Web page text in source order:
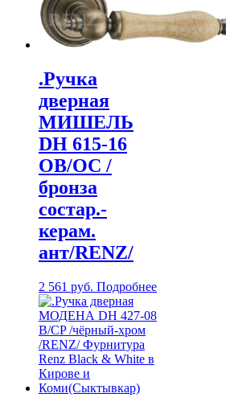
.Ручка
дверная
МИШЕЛЬ
DH 615-16
OB/OC /
бронза
состар.-
керам.
ант/RENZ/
2 561 руб. Подробнее